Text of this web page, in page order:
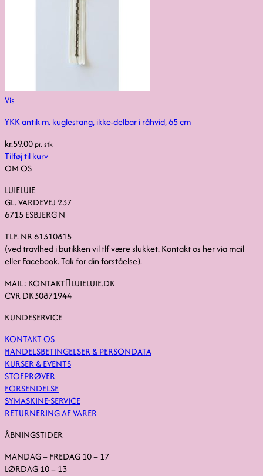
Vis
YKK antik m. kuglestang, ikke-delbar i råhvid, 65 cm
kr.59.00pr. stk
Tilføj til kurv
OM OS
LUIELUIE
GL. VARDEVEJ 237
6715 ESBJERG N
TLF. NR 61310815
(ved travlhed i butikken vil tlf være slukket. Kontakt os her via mail
eller Facebook. Tak for din forståelse).
MAIL: KONTAKTLUIELUIE.DK
CVR DK30871944
KUNDESERVICE
KONTAKT OS
HANDELSBETINGELSER & PERSONDATA
KURSER & EVENTS
STOFPRØVER
FORSENDELSE
SYMASKINE-SERVICE
RETURNERING AF VARER
ÅBNINGSTIDER
MANDAG – FREDAG 10 – 17
LØRDAG 10 – 13